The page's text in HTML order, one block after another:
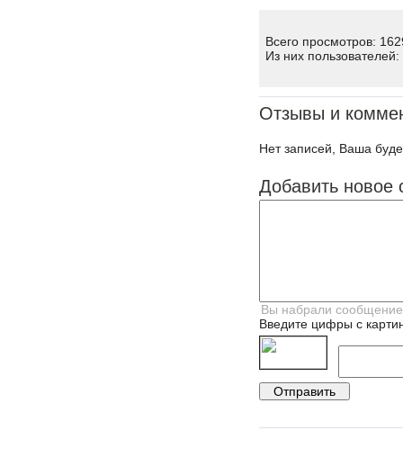
Всего просмотров:
Из них пользователей:
Отзывы и
Нет записей, Ваша
Добавить новое
Введите цифры с